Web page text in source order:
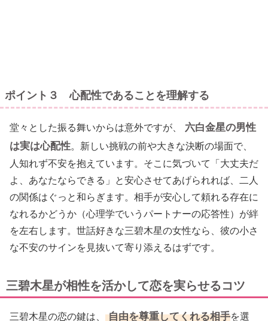
ポイント３ 心配性であることを理解する
堂々とした振る舞いからは意外ですが、
六白金星の男性
は実は心配性。新しい挑戦の前や大きな決断の場面で、
人知れず不安を抱えています。そこに気づいて「大丈夫だ
よ、あなたならできる」と安心させてあげられれば、二人
の関係はぐっと和らぎます。相手が安心して頼れる存在に
なれるかどうか（心理学でいうパートナーの応答性）が絆
を左右します。世話好きな三碧木星の女性なら、彼の小さ
な不安のサインを見抜いて寄り添えるはずです。
三碧木星が相性を活かして恋を実らせるコツ
三碧木星の恋の鍵は、 自由を尊重してくれる相手を選